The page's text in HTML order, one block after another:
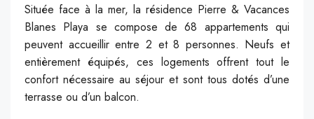
Située face à la mer, la résidence Pierre & Vacances
Blanes Playa se compose de 68 appartements qui
peuvent accueillir entre 2 et 8 personnes. Neufs et
entièrement équipés, ces logements offrent tout le
confort nécessaire au séjour et sont tous dotés d’une
terrasse ou d’un balcon.